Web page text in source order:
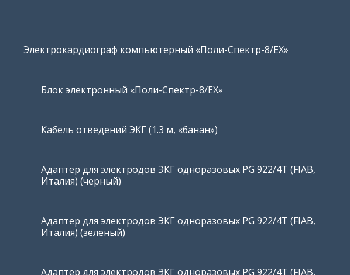
Электрокардиограф компьютерный «Поли-Спектр-8/ЕX»
Блок электронный «Поли-Спектр-8/ЕХ»
Кабель отведений ЭКГ (1.3 м, «банан»)
Адаптер для электродов ЭКГ одноразовых PG 922/4T (FIAB,
Италия) (черный)
Адаптер для электродов ЭКГ одноразовых PG 922/4T (FIAB,
Италия) (зеленый)
Адаптер для электродов ЭКГ одноразовых PG 922/4T (FIAB,